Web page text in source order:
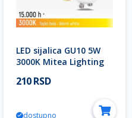
LED sijalica GU10 5W
3000K Mitea Lighting
210 RSD
dostupno